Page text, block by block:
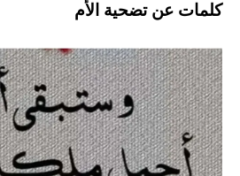
كلمات عن تضحية الأم